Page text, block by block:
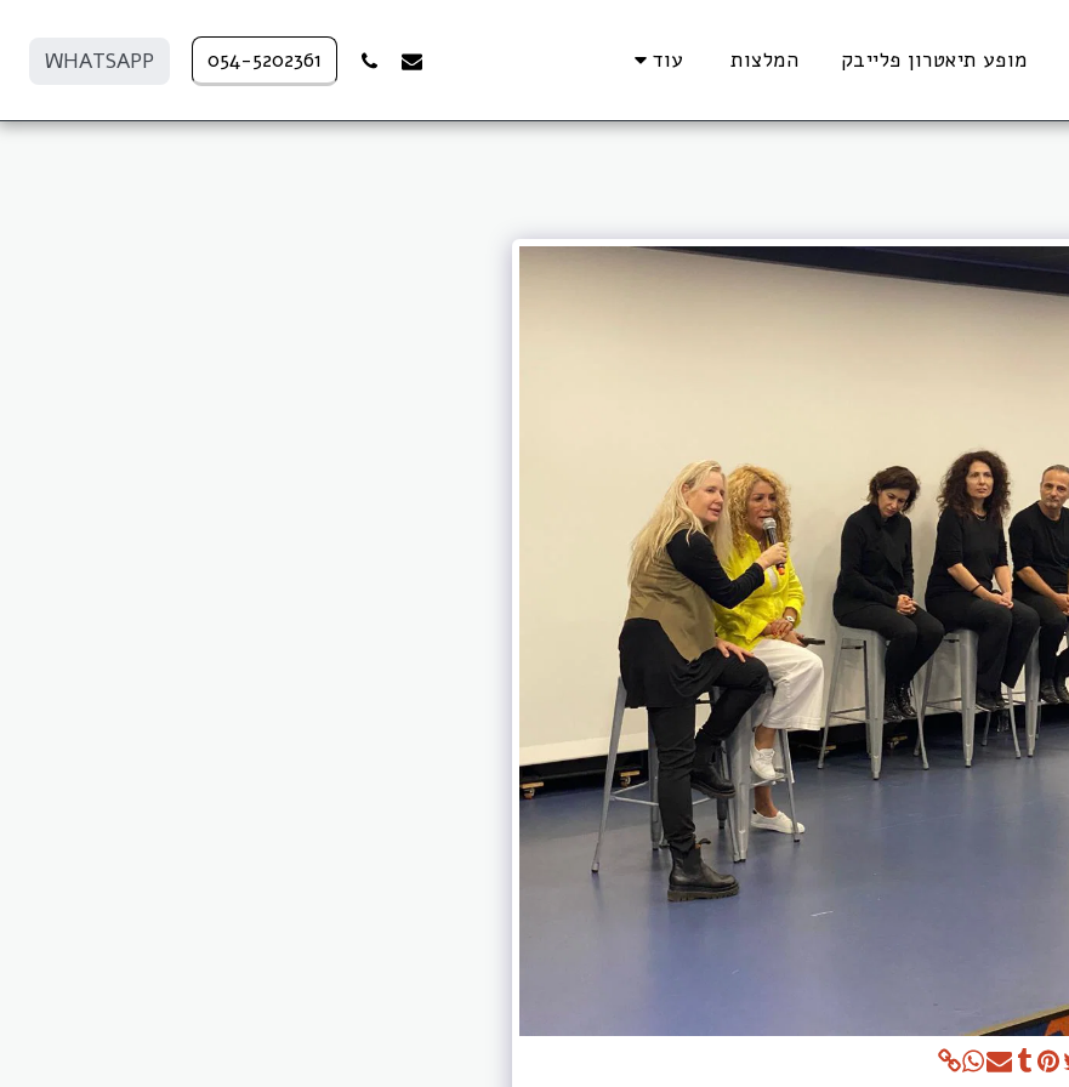
מופע תיאטרון פלייבק המלצות עוד 054-5202361
WHATSAPP